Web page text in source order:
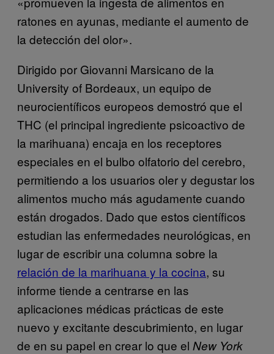
ratones en ayunas, mediante el aumento de
la detección del olor».
Dirigido por Giovanni Marsicano de la
University of Bordeaux, un equipo de
neurocientíficos europeos demostró que el
THC (el principal ingrediente psicoactivo de
la marihuana) encaja en los receptores
especiales en el bulbo olfatorio del cerebro,
permitiendo a los usuarios oler y degustar los
alimentos mucho más agudamente cuando
están drogados. Dado que estos científicos
estudian las enfermedades neurológicas, en
lugar de escribir una columna sobre la
relación de la marihuana y la cocina, su
informe tiende a centrarse en las
aplicaciones médicas prácticas de este
nuevo y excitante descubrimiento, en lugar
de en su papel en crear lo que el New York